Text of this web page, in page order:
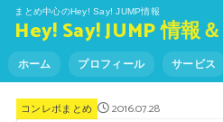
まとめ中心のHey! Say! JUMP情報
Hey! Say! JUMP 情報
ホーム プロフィール サービス
コンレポまとめ 2016.07.28